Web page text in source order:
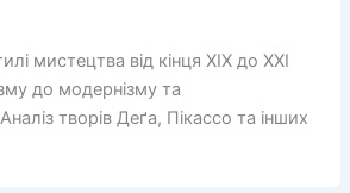
мистецтва від кінця XIX до XXI
до модернізму та
творів Деґа, Пікассо та інших